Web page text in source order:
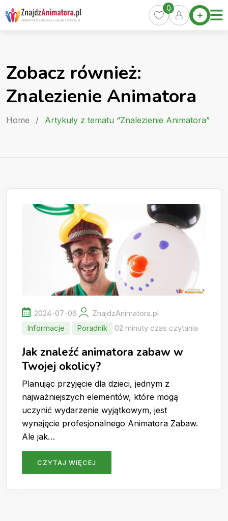
Skip
to
content
Home
Oferty
Kurs
0
Zobacz również:
Znalezienie Animatora
Home / Artykuły z tematu “Znalezienie Animatora”
2024-07-06
ZnajdzAnimatora.pl
Informacje
Poradnik 02 minuty czas czytania
Jak znaleźć animatora zabaw w
Twojej okolicy?
Planując przyjęcie dla dzieci, jednym z
najważniejszych elementów, które mogą
uczynić wydarzenie wyjątkowym, jest
wynajęcie profesjonalnego Animatora Zabaw.
Ale jak…
CZYTAJ WIĘCEJ